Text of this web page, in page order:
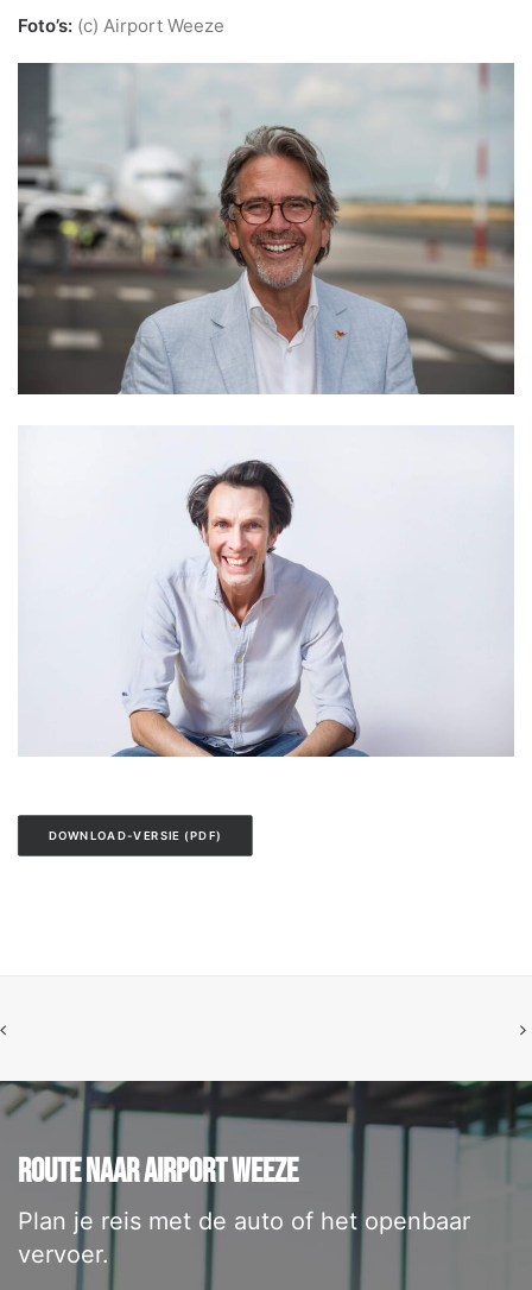
Foto’s: (c) Airport Weeze
DOWNLOAD-VERSIE (PDF)
ROUTE NAAR AIRPORT WEEZE
Plan je reis met de auto of het openbaar
vervoer.